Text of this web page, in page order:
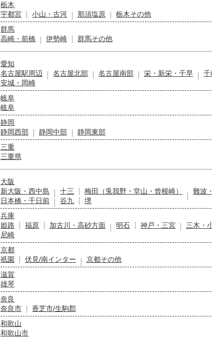
栃木
宇都宮
小山・古河 那須塩原
栃木その他
群馬
高崎・前橋
伊勢崎 群馬その他
愛知
名古屋駅周辺
名古屋北部 名古屋南部 栄・新栄・千早 千
安城・岡崎
岐阜
岐阜
静岡
静岡西部
静岡中部
静岡東部
三重
三重県
大阪
新大阪・西中島
十三 梅田（兎我野・堂山・曾根崎）
難波
日本橋・千日前
谷九
堺
兵庫
姫路
福原 加古川・高砂方面 明石 神戸・三宮 三木・
尼崎
京都
祇園
伏見/南インター
京都その他
滋賀
雄琴
奈良
奈良市
香芝市/生駒郡
和歌山
和歌山市